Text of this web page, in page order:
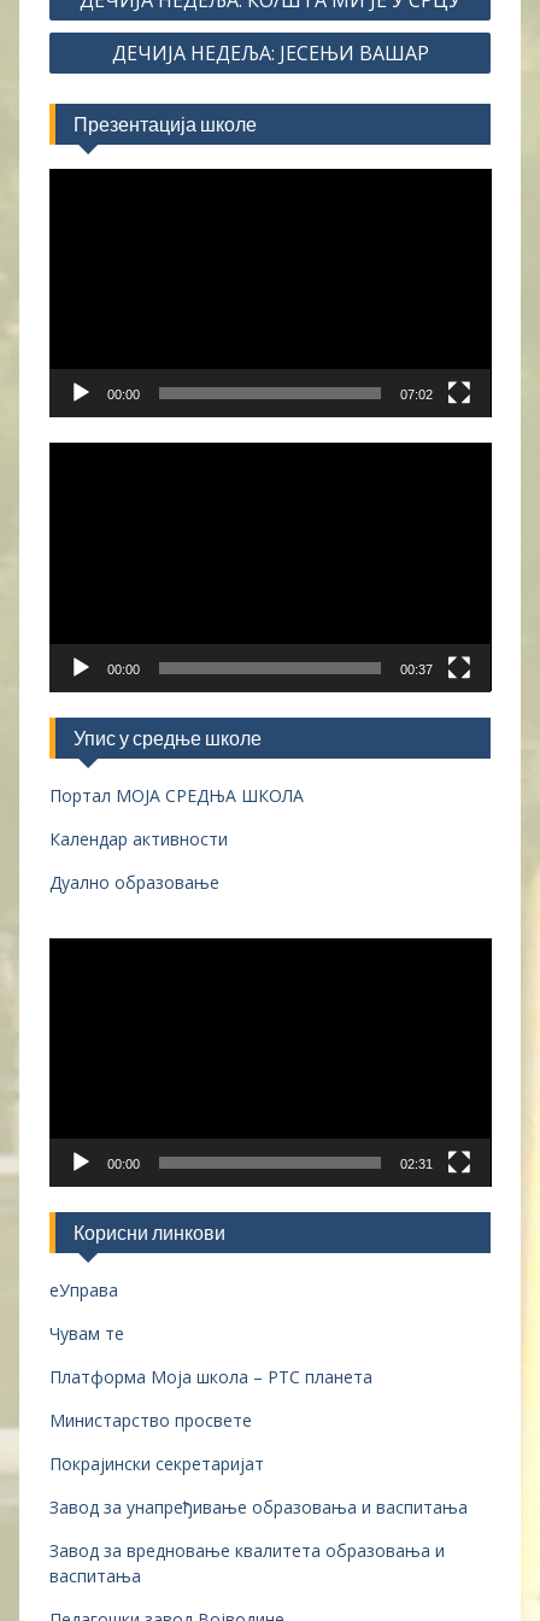
чланка
ДЕЧИЈА НЕДЕЉА: ЈЕСЕЊИ ВАШАР
Презентација школе
00:00 07:02
00:00 00:37
Упис у средње школе
Портал МОЈА СРЕДЊА ШКОЛА
Календар активности
Дуално образовање
00:00 02:31
Корисни линкови
еУправа
Чувам те
Платформа Моја школа – РТС планета
Министарство просвете
Покрајински секретаријат
Завод за унапређивање образовања и васпитања
Завод за вредновање квалитета образовања и
васпитања